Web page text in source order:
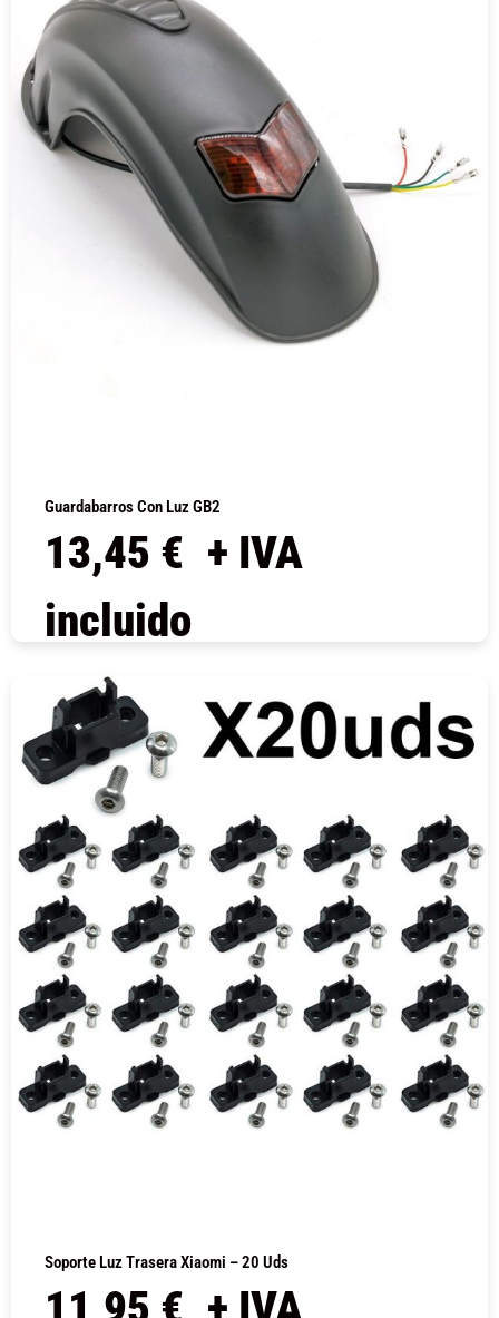
Guardabarros Con Luz GB2
13,45 € + IVA
incluido
Soporte Luz Trasera Xiaomi – 20 Uds